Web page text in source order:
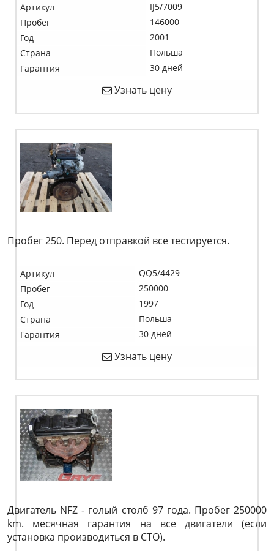
Артикул
IJ5/7009
Пробег
146000
Год
2001
Страна
Польша
Гарантия
30 дней
Узнать цену
Пробег 250. Перед отправкой все тестируется.
Артикул
QQ5/4429
Пробег
250000
Год
1997
Страна
Польша
Гарантия
30 дней
Узнать цену
Двигатель NFZ - голый столб 97 года. Пробег 250000
km. месячная гарантия на все двигатели (если
установка производиться в СТО).